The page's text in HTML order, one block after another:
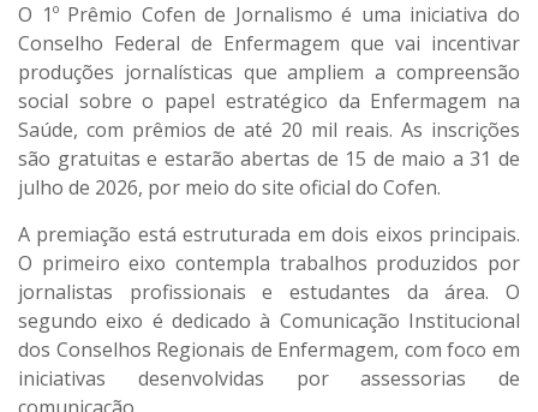
O 1º Prêmio Cofen de Jornalismo é uma iniciativa do
Conselho Federal de Enfermagem que vai incentivar
produções jornalísticas que ampliem a compreensão
social sobre o papel estratégico da Enfermagem na
Saúde, com prêmios de até 20 mil reais. As inscrições
são gratuitas e estarão abertas de 15 de maio a 31 de
julho de 2026, por meio do site oficial do Cofen.
A premiação está estruturada em dois eixos principais.
O primeiro eixo contempla trabalhos produzidos por
jornalistas profissionais e estudantes da área. O
segundo eixo é dedicado à Comunicação Institucional
dos Conselhos Regionais de Enfermagem, com foco em
iniciativas desenvolvidas por assessorias de